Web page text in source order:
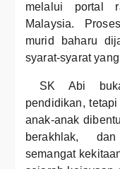
melalui portal
Malaysia.
murid baharu
syarat-syarat
SK Abi
pendidikan,
anak-anak
berakhlak,
semangat